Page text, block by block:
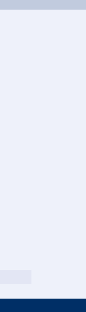
att du har bott i
via